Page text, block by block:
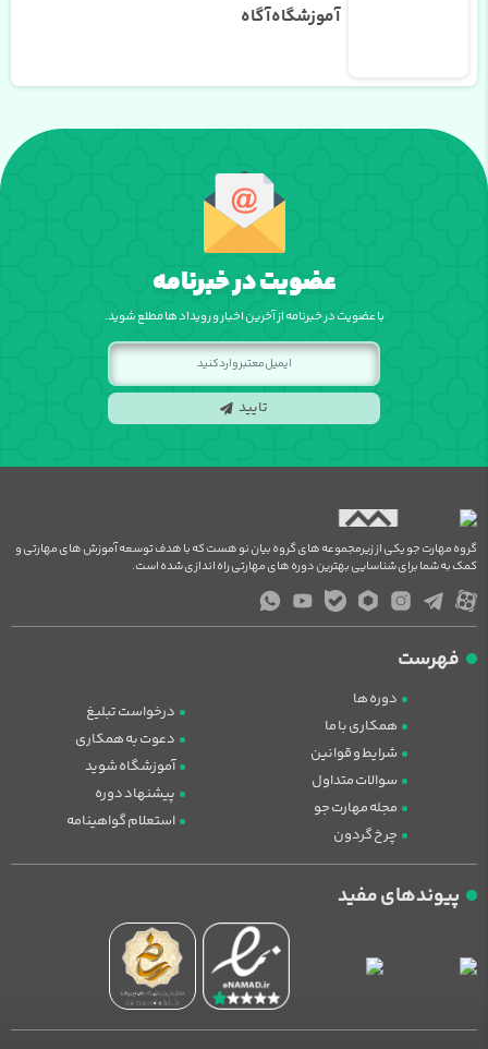
آموزشگاه آگاه
عضویت در خبرنامه
با عضویت در خبرنامه از آخرین اخبار و رویداد ها مطلع شوید.
تایید
گروه مهارت جو یکی از زیرمجموعه های گروه بیان نو هست که با هدف توسعه آموزش های مهارتی و
کمک به شما برای شناسایی بهترین دوره های مهارتی راه اندازی شده است.
فهرست
دوره ها
همکاری با ما
شرایط و قوانین
سوالات متداول
مجله مهارت جو
چرخ گردون
درخواست تبلیغ
دعوت به همکاری
آموزشگاه شوید
پیشنهاد دوره
استعلام گواهینامه
پیوندهای مفید